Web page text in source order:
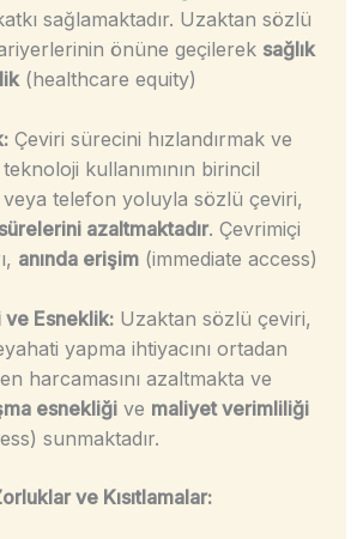
sağlamaktadır. Uzaktan sözlü
önüne geçilerek sağlık
(healthcare equity)
Çeviri sürecini hızlandırmak ve
kullanımının birincil
veya telefon yoluyla sözlü çeviri,
azaltmaktadır. Çevrimiçi
anında erişim(immediate access)
Esneklik:Uzaktan sözlü çeviri,
yapma ihtiyacını ortadan
harcamasını azaltmakta ve
esnekliğive maliyet verimliliği
sunmaktadır.
ve Kısıtlamalar: